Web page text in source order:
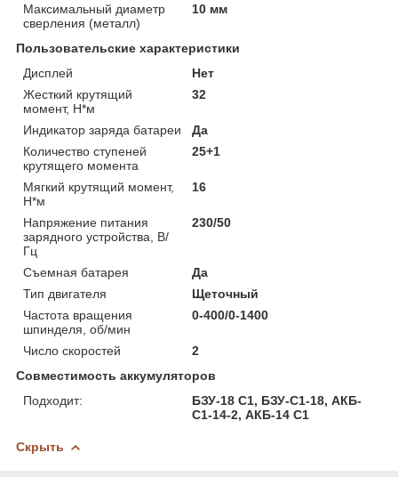
Максимальный диаметр
сверления (металл)
10 мм
Пользовательские характеристики
Дисплей
Нет
Жесткий крутящий
момент, Н*м
32
Индикатор заряда батареи
Да
Количество ступеней
крутящего момента
25+1
Мягкий крутящий момент,
Н*м
16
Напряжение питания
зарядного устройства, В/
Гц
230/50
Съемная батарея
Да
Тип двигателя
Щеточный
Частота вращения
шпинделя, об/мин
0-400/0-1400
Число скоростей
2
Совместимость аккумуляторов
Подходит:
БЗУ-18 С1, БЗУ-С1-18, АКБ-
С1-14-2, АКБ-14 С1
Скрыть